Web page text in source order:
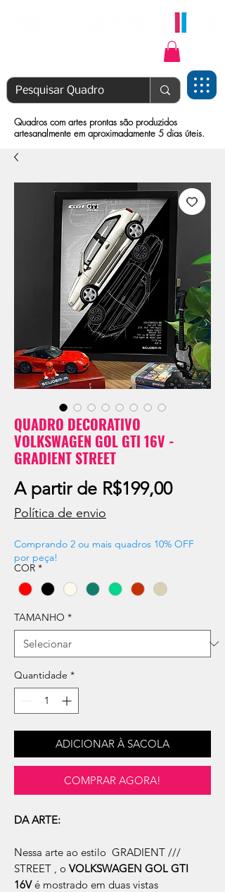
Quadros com artes prontas são produzidos
artesanalmente em aproximadamente 5 dias úteis.
QUADRO DECORATIVO
VOLKSWAGEN GOL GTI 16V -
GRADIENT STREET
A partir de R$199,00Preço
Política de envio
Comprando 2 ou mais quadros 10% OFF
por peça!
COR *
TAMANHO *
Quantidade *
ADICIONAR À SACOLA
COMPRAR AGORA!
DA ARTE:
Nessa arte ao estilo GRADIENT ///
STREET , o VOLKSWAGEN GOL GTI
16Vé mostrado em duas vistas